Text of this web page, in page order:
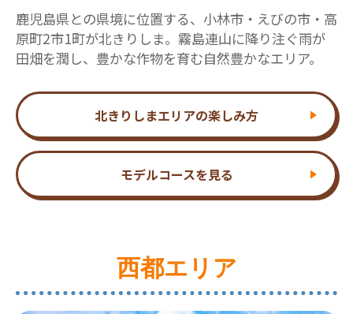
鹿児島県との県境に位置する、小林市・えびの市・高
原町2市1町が北きりしま。霧島連山に降り注ぐ雨が
田畑を潤し、豊かな作物を育む自然豊かなエリア。
北きりしまエリアの楽しみ方
モデルコースを見る
西都エリア